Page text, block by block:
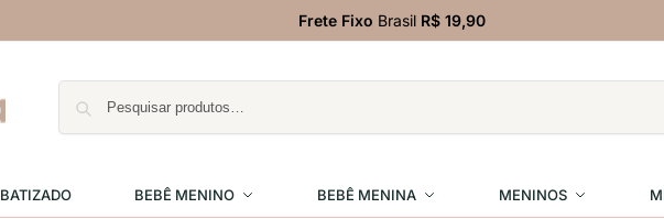
Frete Fixo Brasil R$ 19,90
BATIZADO BEBÊ MENINO BEBÊ MENINA MENINOS